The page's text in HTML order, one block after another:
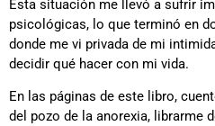
Esta situación me llevó a sufrir
psicológicas, lo que terminó en
donde me vi privada de mi
decidir qué hacer con mi vida.
En las páginas de este libro,
del pozo de la anorexia, librarme